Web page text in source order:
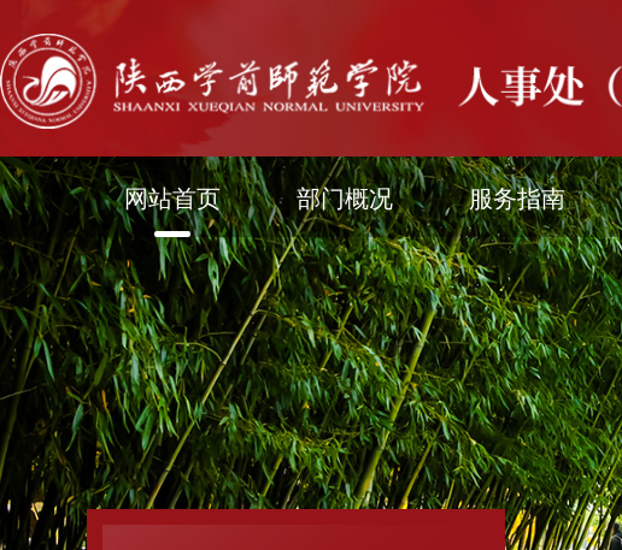
网站首页 部门概况 服务指南